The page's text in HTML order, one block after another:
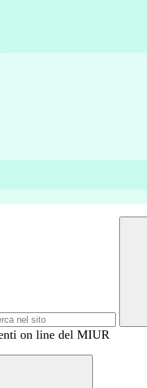
on line del MIUR